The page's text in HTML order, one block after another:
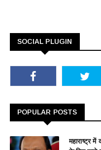
SOCIAL PLUGIN
POPULAR POSTS
महाराष्ट्र